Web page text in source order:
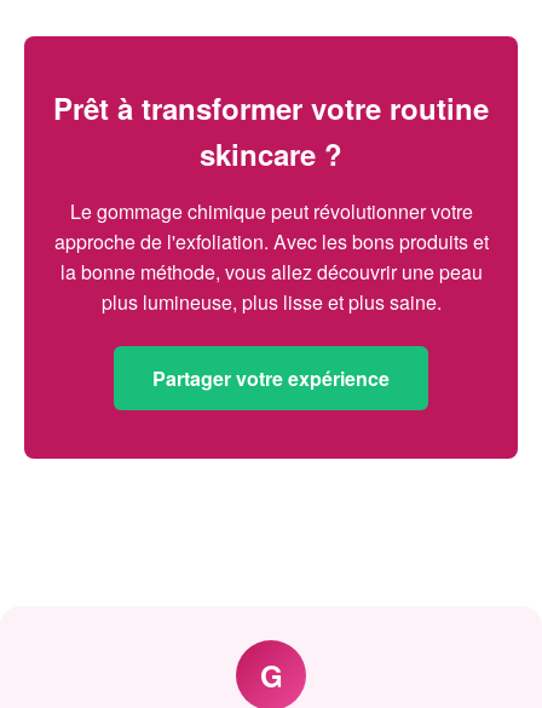
Prêt à transformer votre routine
skincare ?
Le gommage chimique peut révolutionner votre
approche de l'exfoliation. Avec les bons produits et
la bonne méthode, vous allez découvrir une peau
plus lumineuse, plus lisse et plus saine.
Partager votre expérience
G